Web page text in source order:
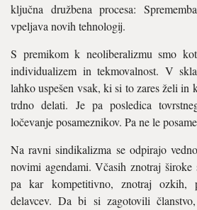
ključna družbena procesa:
vpeljava novih tehnologij.
S premikom k neoliberalizmu smo
individualizem in tekmovalnost. V
lahko uspešen vsak, ki si to zares želi in
trdno delati. Je pa posledica
ločevanje posameznikov. Pa ne le
Na ravni sindikalizma se odpirajo
novimi agendami. Včasih znotraj široke
pa kar kompetitivno, znotraj ozkih,
delavcev. Da bi si zagotovili